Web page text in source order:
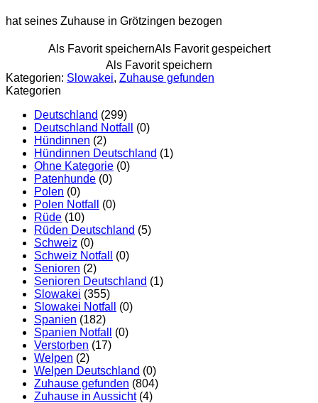
hat seines Zuhause in Grötzingen bezogen
Als Favorit speichernAls Favorit gespeichert
Als Favorit speichern
Kategorien: Slowakei, Zuhause gefunden
Kategorien
Deutschland (299)
Deutschland Notfall
(0)
Hündinnen (2)
Hündinnen Deutschland (1)
Ohne Kategorie (0)
Patenhunde (0)
Polen (0)
Polen Notfall
(0)
Rüde (10)
Rüden Deutschland (5)
Schweiz (0)
Schweiz Notfall
(0)
Senioren (2)
Senioren Deutschland (1)
Slowakei (355)
Slowakei Notfall
(0)
Spanien (182)
Spanien Notfall
(0)
Verstorben (17)
Welpen (2)
Welpen Deutschland (0)
Zuhause gefunden (804)
Zuhause in Aussicht (4)